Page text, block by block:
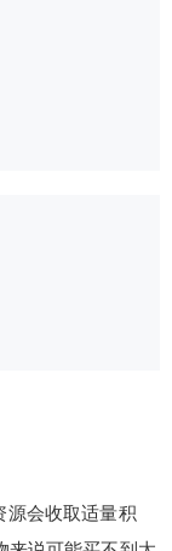
源会收取适量积
10 元
付费内容